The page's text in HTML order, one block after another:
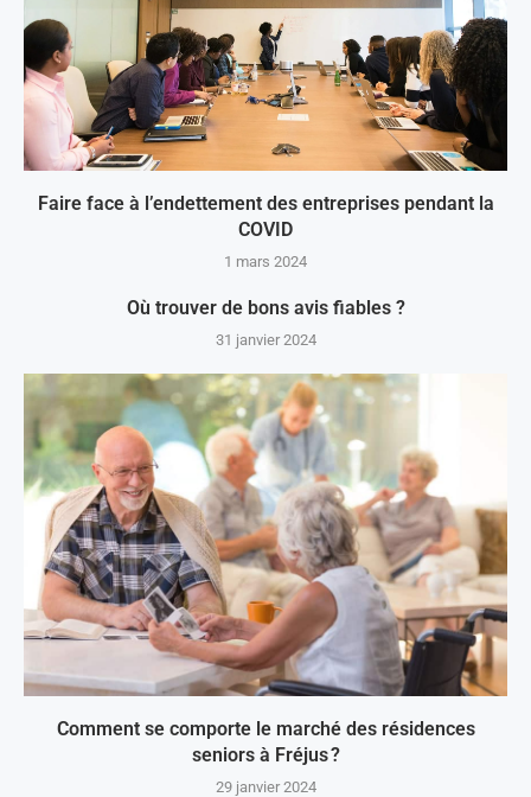
Faire face à l’endettement des entreprises pendant la
COVID
1 mars 2024
Où trouver de bons avis fiables ?
31 janvier 2024
Comment se comporte le marché des résidences
seniors à Fréjus ?
29 janvier 2024